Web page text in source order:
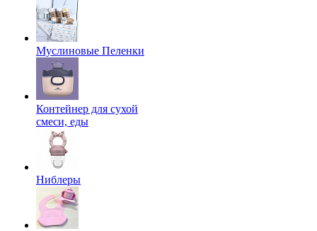
Муслиновые Пеленки
Контейнер для сухой
смеси, еды
Ниблеры